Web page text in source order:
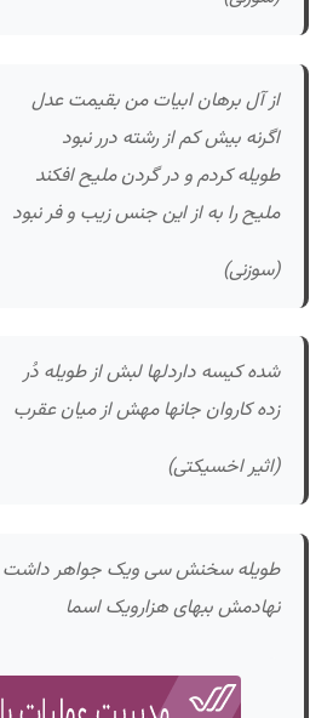
از آل برهان ابیات من بقیمت عدل
اگرنه بیش کم از رشته درر نبود
طویله کردم و در گردن ملیح افکند
ملیح را به از این جنس زیب و فر نبود
(سوزنی)
شده کیسه داردلها لبش از طویله دُر
زده کاروان جانها مهش از میان عقرب
(اثیر اخسیکتی)
طویله سخنش سی ویک جواهر داشت
نهادمش ببهای هزارویک اسما